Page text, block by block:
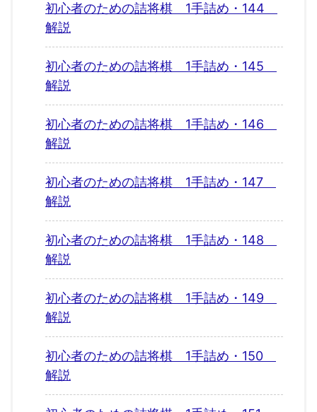
初心者のための詰将棋 1手詰め・144
解説
初心者のための詰将棋 1手詰め・145
解説
初心者のための詰将棋 1手詰め・146
解説
初心者のための詰将棋 1手詰め・147
解説
初心者のための詰将棋 1手詰め・148
解説
初心者のための詰将棋 1手詰め・149
解説
初心者のための詰将棋 1手詰め・150
解説